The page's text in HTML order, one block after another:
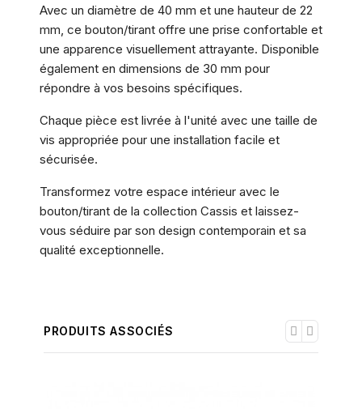
Avec un diamètre de 40 mm et une hauteur de 22
mm, ce bouton/tirant offre une prise confortable et
une apparence visuellement attrayante. Disponible
également en dimensions de 30 mm pour
répondre à vos besoins spécifiques.
Chaque pièce est livrée à l'unité avec une taille de
vis appropriée pour une installation facile et
sécurisée.
Transformez votre espace intérieur avec le
bouton/tirant de la collection Cassis et laissez-
vous séduire par son design contemporain et sa
qualité exceptionnelle.
PRODUITS ASSOCIÉS